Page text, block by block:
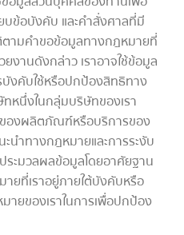
ข้อบังคับ และคำสั่งศาลที่มี
ามคำขอข้อมูลทางกฎหมายที่
งานดังกล่าว เราอาจใช้ข้อมูล
งคับใช้หรือปกป้องสิทธิทาง
หนึ่งในกลุ่มบริษัทของเรา
ของผลิตภัณฑ์หรือบริการของ
นำทางกฎหมายและการระงับ
ะมวลผลข้อมูลโดยอาศัยฐาน
ยที่เราอยู่ภายใต้บังคับหรือ
ายของเราในการเพื่อปกป้อง